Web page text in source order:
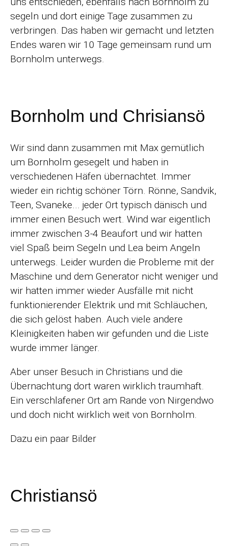
segeln und dort einige Tage zusammen zu
verbringen. Das haben wir gemacht und letzten
Endes waren wir 10 Tage gemeinsam rund um
Bornholm unterwegs.
Bornholm und Chrisiansö
Wir sind dann zusammen mit Max gemütlich
um Bornholm gesegelt und haben in
verschiedenen Häfen übernachtet. Immer
wieder ein richtig schöner Törn. Rönne, Sandvik,
Teen, Svaneke... jeder Ort typisch dänisch und
immer einen Besuch wert. Wind war eigentlich
immer zwischen 3-4 Beaufort und wir hatten
viel Spaß beim Segeln und Lea beim Angeln
unterwegs. Leider wurden die Probleme mit der
Maschine und dem Generator nicht weniger und
wir hatten immer wieder Ausfälle mit nicht
funktionierender Elektrik und mit Schläuchen,
die sich gelöst haben. Auch viele andere
Kleinigkeiten haben wir gefunden und die Liste
wurde immer länger.
Aber unser Besuch in Christians und die
Übernachtung dort waren wirklich traumhaft.
Ein verschlafener Ort am Rande von Nirgendwo
und doch nicht wirklich weit von Bornholm.
Dazu ein paar Bilder
Christiansö